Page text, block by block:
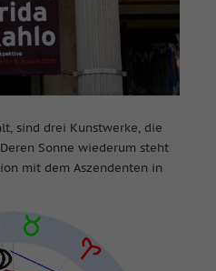
sind drei Kunstwerke, die
Sonne wiederum steht
mit dem Aszendenten in